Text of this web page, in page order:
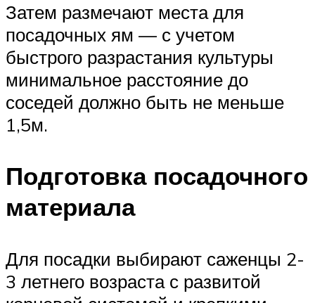
Затем размечают места для
посадочных ям — с учетом
быстрого разрастания культуры
минимальное расстояние до
соседей должно быть не меньше
1,5м.
Подготовка посадочного
материала
Для посадки выбирают саженцы 2-
3 летнего возраста с развитой